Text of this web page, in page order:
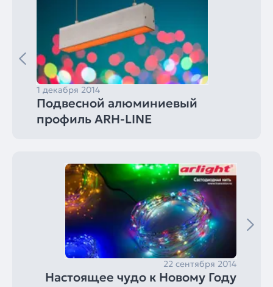
1 декабря 2014
Подвесной алюминиевый
профиль ARH-LINE
22 сентября 2014
Настоящее чудо к Новому Году